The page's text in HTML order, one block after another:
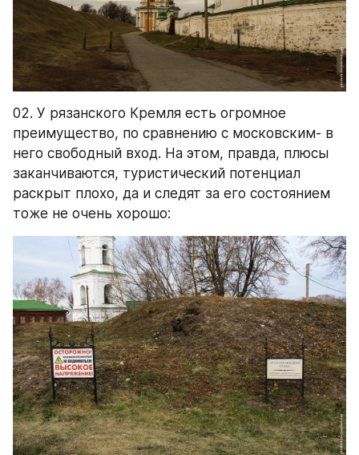
02. У рязанского Кремля есть огромное
преимущество, по сравнению с московским- в
него свободный вход. На этом, правда, плюсы
заканчиваются, туристический потенциал
раскрыт плохо, да и следят за его состоянием
тоже не очень хорошо: